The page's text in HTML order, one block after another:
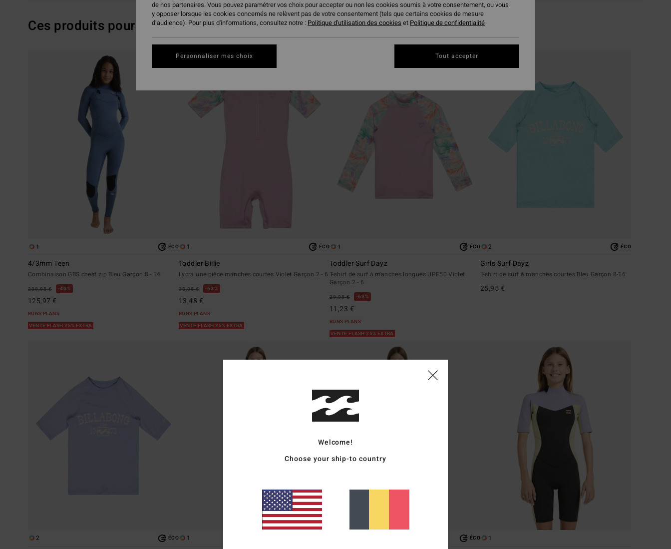
Ces produits pourraient vous plaire
1 ÉCO
4/3mm Teen
Combinaison GBS chest zip Bleu Garçon 8 - 14
209,95 € 40%
125,97 €
BONS PLANS
VENTE FLASH 25% EXTRA
1 ÉCO
Toddler Billie
Lycra une pièce manches courtes Violet Garçon 2 - 6
35,95 € 63%
13,48 €
BONS PLANS
VENTE FLASH 25% EXTRA
1 ÉCO
Toddler Surf Dayz
T-shirt de surf à manches longues UPF50 Violet
Garçon 2 - 6
29,95 € 63%
11,23 €
BONS PLANS
VENTE FLASH 25% EXTRA
2 ÉCO
Girls Surf Dayz
T-shirt de surf à manches courtes Bleu Garçon 8-16
25,95 €
2 ÉCO 1 ÉCO 1
Welcome!
Choose your ship-to country
de nos partenaires. Vous pouvez paramétrer vos choix pour accepter ou non les cookies soumis à votre consentement, ou vous
y opposer lorsque les cookies concernés ne relèvent pas de votre consentement (tels que certains cookies de mesure
d’audience). Pour plus d'informations, consultez notre : Politique d'utilisation des cookies et Politique de confidentialité
Personnaliser mes choix Tout accepter